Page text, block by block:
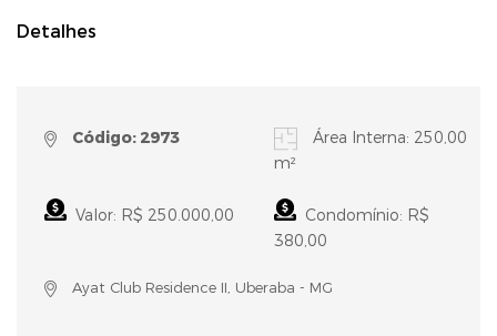
Detalhes
Código: 2973
Área Interna: 250,00
m²
Valor: R$ 250.000,00
Condomínio: R$
380,00
Ayat Club Residence II, Uberaba - MG